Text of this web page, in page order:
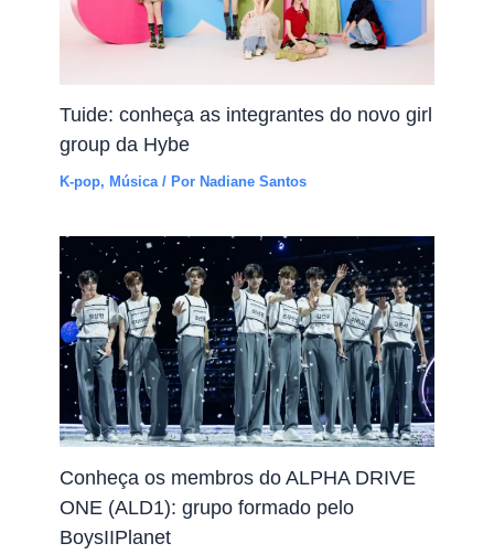
Tuide: conheça as integrantes do novo girl
group da Hybe
K-pop, Música/ Por Nadiane Santos
Conheça os membros do ALPHA DRIVE
ONE (ALD1): grupo formado pelo
BoysIIPlanet